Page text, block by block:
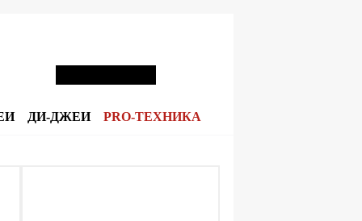
ДИ-ДЖЕИ PRO-ТЕХНИКА